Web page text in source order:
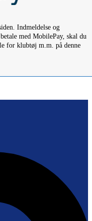
Indmeldelse og
med MobilePay, skal du
for klubtøj m.m. på denne